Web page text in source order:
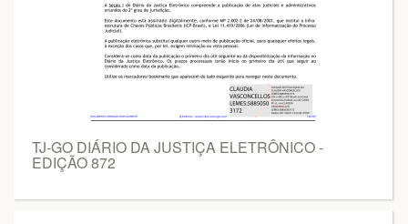
TJ-GO DIÁRIO DA JUSTIÇA ELETRÔNICO -
EDIÇÃO 872